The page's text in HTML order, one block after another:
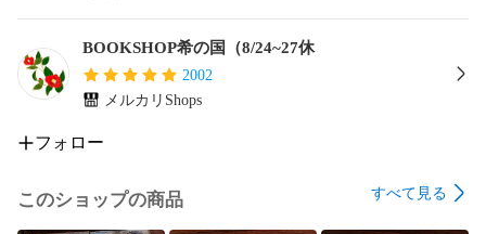
BOOKSHOP希の国（8/24~27休
2002
メルカリShops
フォロー
このショップの商品 すべて見る